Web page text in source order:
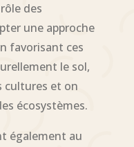
des
une approche
favorisant ces
le sol,
cultures et on
écosystèmes.
également au